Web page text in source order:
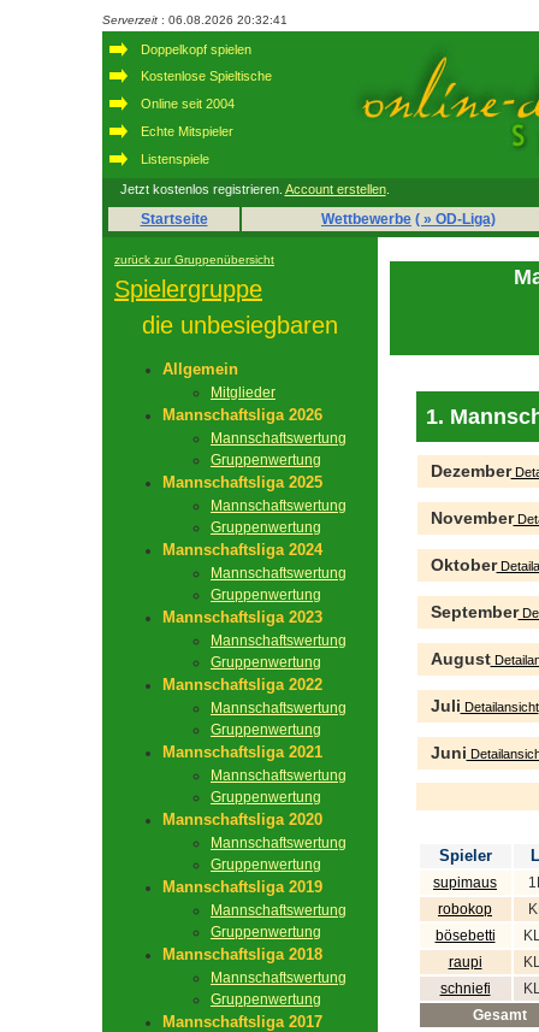
Serverzeit : 06.08.2026 20:32:41
Doppelkopf spielen
Kostenlose Spieltische
Online seit 2004
Echte Mitspieler
Listenspiele
Jetzt kostenlos registrieren. Account erstellen.
Startseite Wettbewerbe ( » OD-Liga)
zurück zur Gruppenübersicht
Spielergruppe
die unbesiegbaren
Allgemein
Mitglieder
Mannschaftsliga 2026
Mannschaftswertung
Gruppenwertung
Mannschaftsliga 2025
Mannschaftswertung
Gruppenwertung
Mannschaftsliga 2024
Mannschaftswertung
Gruppenwertung
Mannschaftsliga 2023
Mannschaftswertung
Gruppenwertung
Mannschaftsliga 2022
Mannschaftswertung
Gruppenwertung
Mannschaftsliga 2021
Mannschaftswertung
Gruppenwertung
Mannschaftsliga 2020
Mannschaftswertung
Gruppenwertung
Mannschaftsliga 2019
Mannschaftswertung
Gruppenwertung
Mannschaftsliga 2018
Mannschaftswertung
Gruppenwertung
Mannschaftsliga 2017
1.
Dezember
November
Oktober
September
August
Juli Detailansicht
Juni
Spieler
supimaus
robokop
bösebetti
raupi
schniefi
Gesamt